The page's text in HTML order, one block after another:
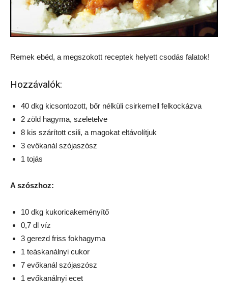
Remek ebéd, a megszokott receptek helyett csodás falatok!
Hozzávalók:
40 dkg kicsontozott, bőr nélküli csirkemell felkockázva
2 zöld hagyma, szeletelve
8 kis szárított csili, a magokat eltávolítjuk
3 evőkanál szójaszósz
1 tojás
A szószhoz:
10 dkg kukoricakeményítő
0,7 dl víz
3 gerezd friss fokhagyma
1 teáskanálnyi cukor
7 evőkanál szójaszósz
1 evőkanálnyi ecet